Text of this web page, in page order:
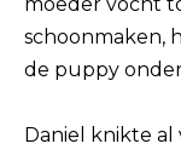
schoonmaken,
de puppy
Daniel knikte